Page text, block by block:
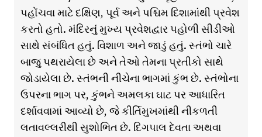
પહોંચવા માટે દક્ષિણ, પૂર્વ અને પશ્ચિમ દિશામાંથી પ્રવેશ
કરતો હતો. મંદિરનું મુખ્ય પ્રવેશદ્વાર પહોળી સીડીઓ
સાથે સંબંધિત હતું. વિશાળ અને જાડું હતું. સ્તંભો ચારે
બાજુ પથરાયેલા છે અને તેઓ તેમના પ્રતીકો સાથે
જોડાયેલા છે. સ્તંભની નીચેના ભાગમાં કુંભ છે. સ્તંભોના
ઉપરના ભાગ પર, કુંભને અમલકા ઘાટ પર આધારિત
દર્શાવવામાં આવ્યો છે, જે કીર્તિમુખમાંથી નીકળતી
લતાવલ્લરીથી સુશોભિત છે. દિગપાલ દેવતા અથવા